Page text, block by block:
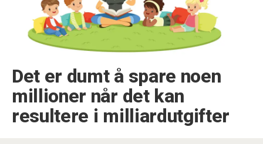
Det er dumt å spare noen
millioner når det kan
resultere i milliardutgifter